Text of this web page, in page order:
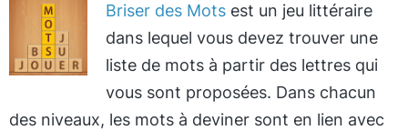
Briser des Motsest un jeu littéraire
dans lequel vous devez trouver une
liste de mots à partir des lettres qui
vous sont proposées. Dans chacun
des niveaux, les mots à deviner sont en lien avec